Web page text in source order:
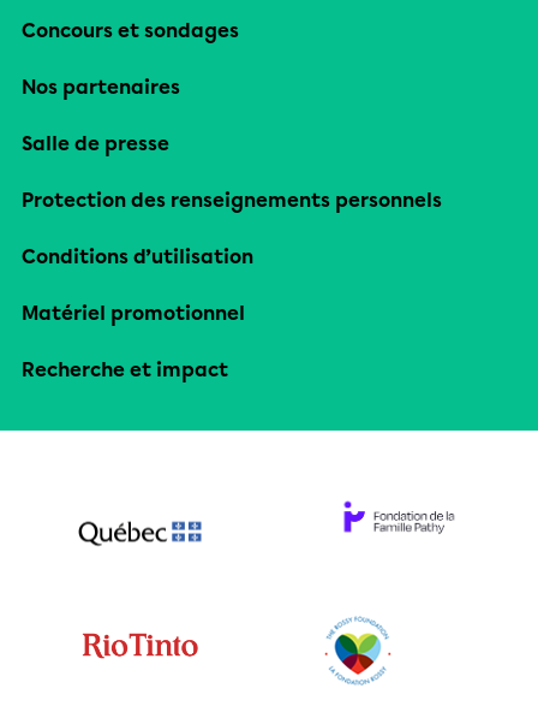
Concours et sondages
Nos partenaires
Salle de presse
Protection des renseignements personnels
Conditions d’utilisation
Matériel promotionnel
Recherche et impact